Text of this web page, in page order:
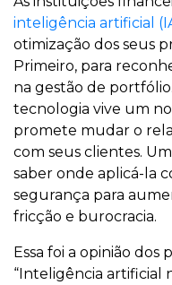
inteligência artificial
otimização dos seus
Primeiro, para
na gestão de
tecnologia vive um
promete mudar o
com seus clientes.
saber onde aplicá-la
segurança para
fricção e burocracia.
Essa foi a opinião dos
“Inteligência artificial